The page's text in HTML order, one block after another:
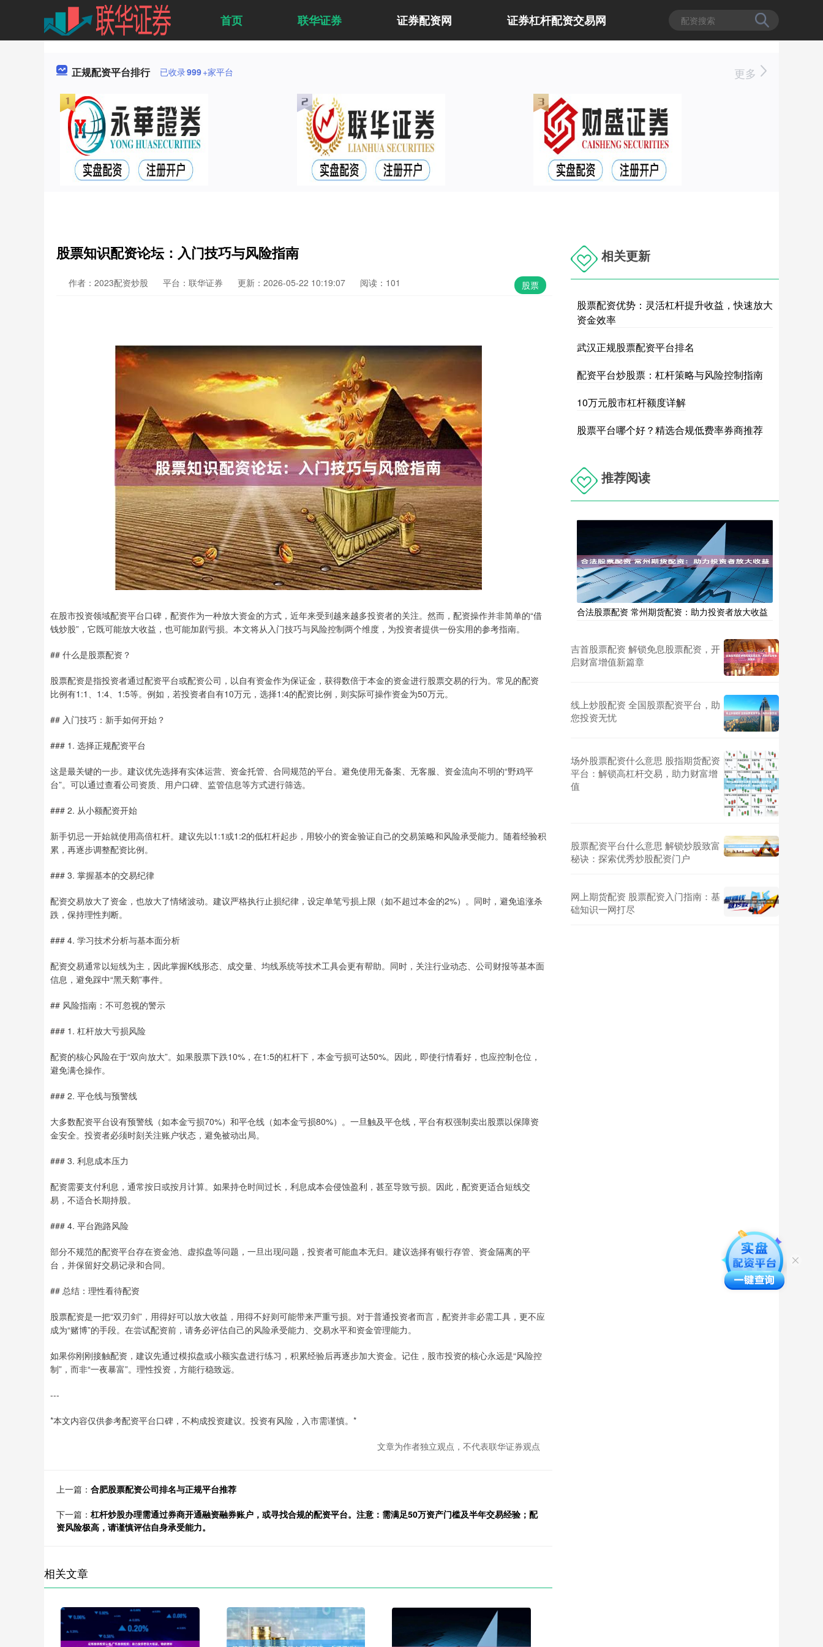
首页 联华证券 证券配资网 证券杠杆配资交易网
正规配资平台排行 已收录999+家平台 更多
股票知识配资论坛：入门技巧与风险指南
股票
作者：2023配资炒股 平台：联华证券 更新：2026-05-22 10:19:07 阅读：101
在股市投资领域配资平台口碑，配资作为一种放大资金的方式，近年来受到越来越多投资者的关注。然而，配资操作并非简单的“借
钱炒股”，它既可能放大收益，也可能加剧亏损。本文将从入门技巧与风险控制两个维度，为投资者提供一份实用的参考指南。
## 什么是股票配资？
股票配资是指投资者通过配资平台或配资公司，以自有资金作为保证金，获得数倍于本金的资金进行股票交易的行为。常见的配资
比例有1:1、1:4、1:5等。例如，若投资者自有10万元，选择1:4的配资比例，则实际可操作资金为50万元。
## 入门技巧：新手如何开始？
### 1. 选择正规配资平台
这是最关键的一步。建议优先选择有实体运营、资金托管、合同规范的平台。避免使用无备案、无客服、资金流向不明的“野鸡平
台”。可以通过查看公司资质、用户口碑、监管信息等方式进行筛选。
### 2. 从小额配资开始
新手切忌一开始就使用高倍杠杆。建议先以1:1或1:2的低杠杆起步，用较小的资金验证自己的交易策略和风险承受能力。随着经验积
累，再逐步调整配资比例。
### 3. 掌握基本的交易纪律
配资交易放大了资金，也放大了情绪波动。建议严格执行止损纪律，设定单笔亏损上限（如不超过本金的2%）。同时，避免追涨杀
跌，保持理性判断。
### 4. 学习技术分析与基本面分析
配资交易通常以短线为主，因此掌握K线形态、成交量、均线系统等技术工具会更有帮助。同时，关注行业动态、公司财报等基本面
信息，避免踩中“黑天鹅”事件。
## 风险指南：不可忽视的警示
### 1. 杠杆放大亏损风险
配资的核心风险在于“双向放大”。如果股票下跌10%，在1:5的杠杆下，本金亏损可达50%。因此，即使行情看好，也应控制仓位，
避免满仓操作。
### 2. 平仓线与预警线
大多数配资平台设有预警线（如本金亏损70%）和平仓线（如本金亏损80%）。一旦触及平仓线，平台有权强制卖出股票以保障资
金安全。投资者必须时刻关注账户状态，避免被动出局。
### 3. 利息成本压力
配资需要支付利息，通常按日或按月计算。如果持仓时间过长，利息成本会侵蚀盈利，甚至导致亏损。因此，配资更适合短线交
易，不适合长期持股。
### 4. 平台跑路风险
部分不规范的配资平台存在资金池、虚拟盘等问题，一旦出现问题，投资者可能血本无归。建议选择有银行存管、资金隔离的平
台，并保留好交易记录和合同。
## 总结：理性看待配资
股票配资是一把“双刃剑”，用得好可以放大收益，用得不好则可能带来严重亏损。对于普通投资者而言，配资并非必需工具，更不应
成为“赌博”的手段。在尝试配资前，请务必评估自己的风险承受能力、交易水平和资金管理能力。
如果你刚刚接触配资，建议先通过模拟盘或小额实盘进行练习，积累经验后再逐步加大资金。记住，股市投资的核心永远是“风险控
制”，而非“一夜暴富”。理性投资，方能行稳致远。
---
*本文内容仅供参考配资平台口碑，不构成投资建议。投资有风险，入市需谨慎。*
文章为作者独立观点，不代表联华证券观点
上一篇： 合肥股票配资公司排名与正规平台推荐
下一篇： 杠杆炒股办理需通过券商开通融资融券账户，或寻找合规的配资平台。注意：需满足50万资产门槛及半年交易经验；配
资风险极高，请谨慎评估自身承受能力。
相关文章
相关更新
股票配资优势：灵活杠杆提升收益，快速放大
资金效率
武汉正规股票配资平台排名
配资平台炒股票：杠杆策略与风险控制指南
10万元股市杠杆额度详解
股票平台哪个好？精选合规低费率券商推荐
推荐阅读
合法股票配资 常州期货配资：助力投资者放大收益
吉首股票配资 解锁免息股票配资，开
启财富增值新篇章
线上炒股配资 全国股票配资平台，助
您投资无忧
场外股票配资什么意思 股指期货配资
平台：解锁高杠杆交易，助力财富增
值
股票配资平台什么意思 解锁炒股致富
秘诀：探索优秀炒股配资门户
网上期货配资 股票配资入门指南：基
础知识一网打尽